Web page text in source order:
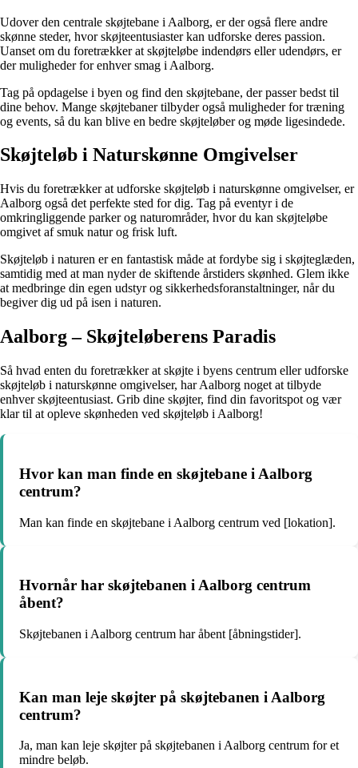
Udover den centrale skøjtebane i Aalborg, er der også flere andre
skønne steder, hvor skøjteentusiaster kan udforske deres passion.
Uanset om du foretrækker at skøjteløbe indendørs eller udendørs, er
der muligheder for enhver smag i Aalborg.
Tag på opdagelse i byen og find den skøjtebane, der passer bedst til
dine behov. Mange skøjtebaner tilbyder også muligheder for træning
og events, så du kan blive en bedre skøjteløber og møde ligesindede.
Skøjteløb i Naturskønne Omgivelser
Hvis du foretrækker at udforske skøjteløb i naturskønne omgivelser, er
Aalborg også det perfekte sted for dig. Tag på eventyr i de
omkringliggende parker og naturområder, hvor du kan skøjteløbe
omgivet af smuk natur og frisk luft.
Skøjteløb i naturen er en fantastisk måde at fordybe sig i skøjteglæden,
samtidig med at man nyder de skiftende årstiders skønhed. Glem ikke
at medbringe din egen udstyr og sikkerhedsforanstaltninger, når du
begiver dig ud på isen i naturen.
Aalborg – Skøjteløberens Paradis
Så hvad enten du foretrækker at skøjte i byens centrum eller udforske
skøjteløb i naturskønne omgivelser, har Aalborg noget at tilbyde
enhver skøjteentusiast. Grib dine skøjter, find din favoritspot og vær
klar til at opleve skønheden ved skøjteløb i Aalborg!
Hvor kan man finde en skøjtebane i Aalborg
centrum?
Man kan finde en skøjtebane i Aalborg centrum ved [lokation].
Hvornår har skøjtebanen i Aalborg centrum
åbent?
Skøjtebanen i Aalborg centrum har åbent [åbningstider].
Kan man leje skøjter på skøjtebanen i Aalborg
centrum?
Ja, man kan leje skøjter på skøjtebanen i Aalborg centrum for et
mindre beløb.